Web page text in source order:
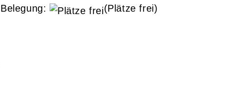
Belegung:
(Plätze frei)